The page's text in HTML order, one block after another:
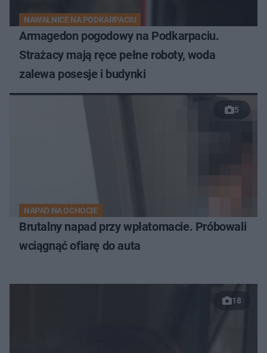
NAWAŁNICE NA PODKARPACIU
Armagedon pogodowy na Podkarpaciu.
Strażacy mają ręce pełne roboty, woda
zalewa posesje i budynki
5
NAPAD NA OCHOCIE
Brutalny napad przy wpłatomacie. Próbowali
wciągnąć ofiarę do auta
18